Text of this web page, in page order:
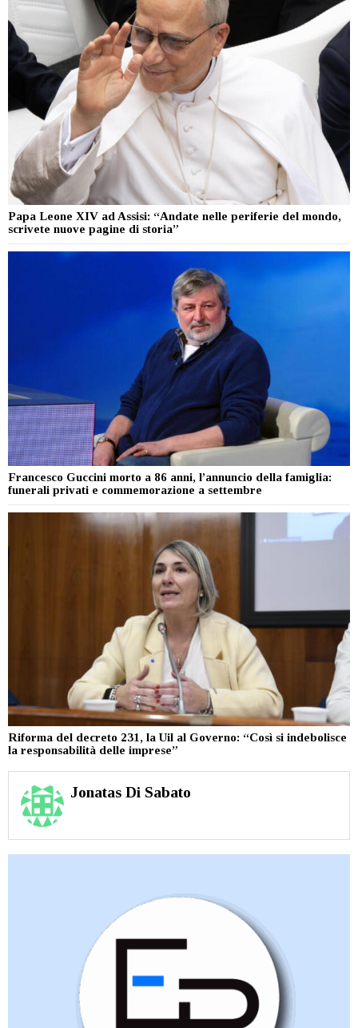
Papa Leone XIV ad Assisi: “Andate nelle periferie del mondo,
scrivete nuove pagine di storia”
Francesco Guccini morto a 86 anni, l’annuncio della famiglia:
funerali privati e commemorazione a settembre
Riforma del decreto 231, la Uil al Governo: “Così si indebolisce
la responsabilità delle imprese”
Jonatas Di Sabato